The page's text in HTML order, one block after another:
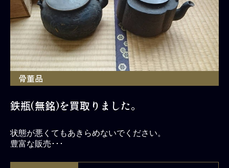
骨董品
鉄瓶(無銘)を買取りました。
状態が悪くてもあきらめないでください。
豊富な販売･･･